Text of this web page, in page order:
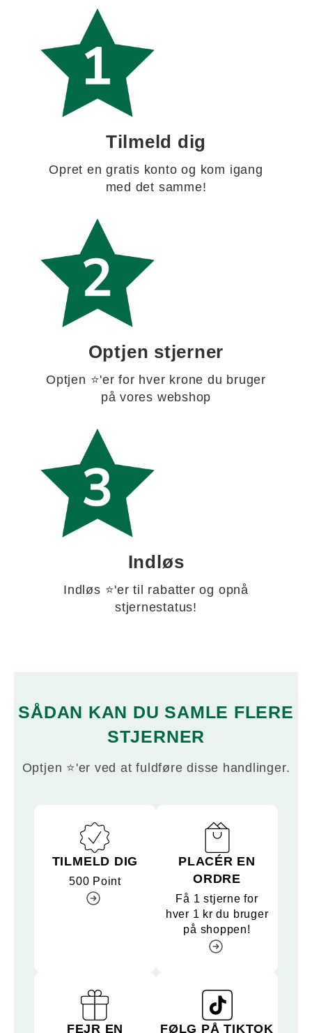
Tilmeld dig
Opret en gratis konto og kom igang
med det samme!
Optjen stjerner
Optjen ⭐'er for hver krone du bruger
på vores webshop
Indløs
Indløs ⭐'er til rabatter og opnå
stjernestatus!
SÅDAN KAN DU SAMLE FLERE
STJERNER
Optjen ⭐'er ved at fuldføre disse handlinger.
TILMELD DIG
500 Point
PLACÉR EN
ORDRE
Få 1 stjerne for
hver 1 kr du bruger
på shoppen!
FEJR EN FØLG PÅ TIKTOK